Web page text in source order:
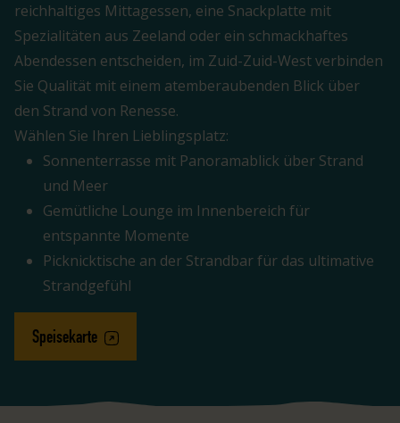
reichhaltiges Mittagessen, eine Snackplatte mit
Spezialitäten aus Zeeland oder ein schmackhaftes
Abendessen entscheiden, im Zuid-Zuid-West verbinden
Sie Qualität mit einem atemberaubenden Blick über
den Strand von Renesse.
Wählen Sie Ihren Lieblingsplatz:
Sonnenterrasse mit Panoramablick über Strand
und Meer
Gemütliche Lounge im Innenbereich für
entspannte Momente
Picknicktische an der Strandbar für das ultimative
Strandgefühl
Speisekarte